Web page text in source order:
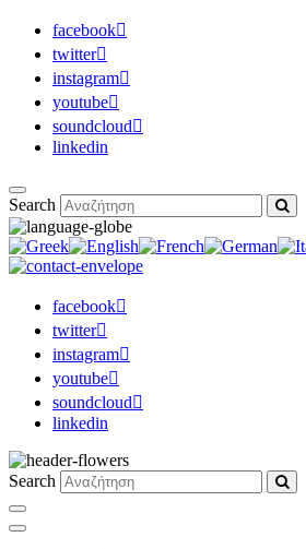
facebook
twitter
instagram
youtube
soundcloud
linkedin
Search
facebook
twitter
instagram
youtube
soundcloud
linkedin
Search